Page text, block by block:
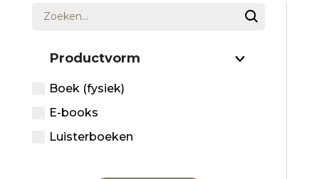
Productvorm
Boek (fysiek)
E-books
Luisterboeken